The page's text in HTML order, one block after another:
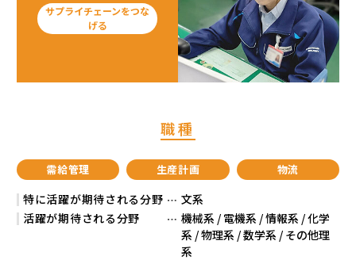
サプライチェーンをつな
げる
職種
需給管理 生産計画 物流
特に活躍が期待される分野
文系
活躍が期待される分野
機械系 / 電機系 / 情報系 / 化学
系 / 物理系 / 数学系 / その他理
系